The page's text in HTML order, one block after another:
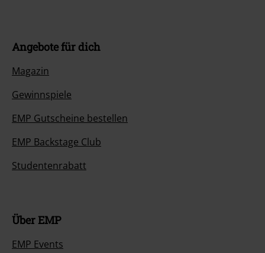
Angebote für dich
Magazin
Gewinnspiele
EMP Gutscheine bestellen
EMP Backstage Club
Studentenrabatt
Über EMP
EMP Events